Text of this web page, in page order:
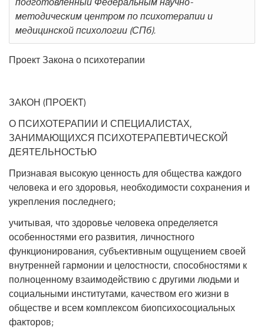
методическим центром по психотерапии и
медицинской психологии (СПб).
Проект Закона о психотерапии
ЗАКОН (ПРОЕКТ)
О ПСИХОТЕРАПИИ И СПЕЦИАЛИСТАХ,
ЗАНИМАЮЩИХСЯ ПСИХОТЕРАПЕВТИЧЕСКОЙ
ДЕЯТЕЛЬНОСТЬЮ
Признавая высокую ценность для общества каждого
человека и его здоровья, необходимости сохранения и
укрепления последнего;
учитывая, что здоровье человека определяется
особенностями его развития, личностного
функционирования, субъективным ощущением своей
внутренней гармонии и целостности, способностями к
полноценному взаимодействию с другими людьми и
социальными институтами, качеством его жизни в
обществе и всем комплексом биопсихосоциальных
факторов;